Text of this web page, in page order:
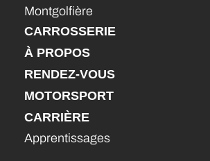
Montgolfière
CARROSSERIE
À PROPOS
RENDEZ-VOUS
MOTORSPORT
CARRIÈRE
Apprentissages